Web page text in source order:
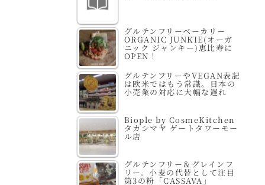
グルテンフリーベーカリー
ORGANIC JUNKIE(オーガ
ニック ジャンキー)恵比寿に
OPEN！
グルテンフリーやVEGAN表記
は欧米ではもう常識。日本の
小売業の対応に大幅な遅れ
Biople by CosmeKitchen
タカシマヤ ゲートタワーモー
ル店
グルテンフリー＆グレインフ
リー。小麦の代替として注目
第3の粉「CASSAVA」